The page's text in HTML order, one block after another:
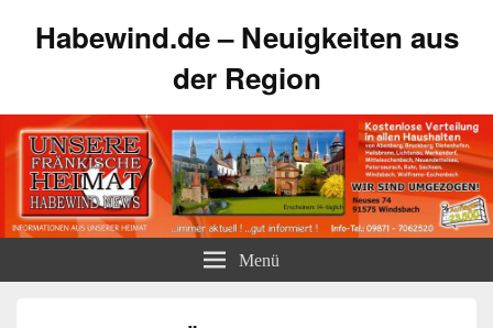
Habewind.de – Neuigkeiten aus
der Region
Menü